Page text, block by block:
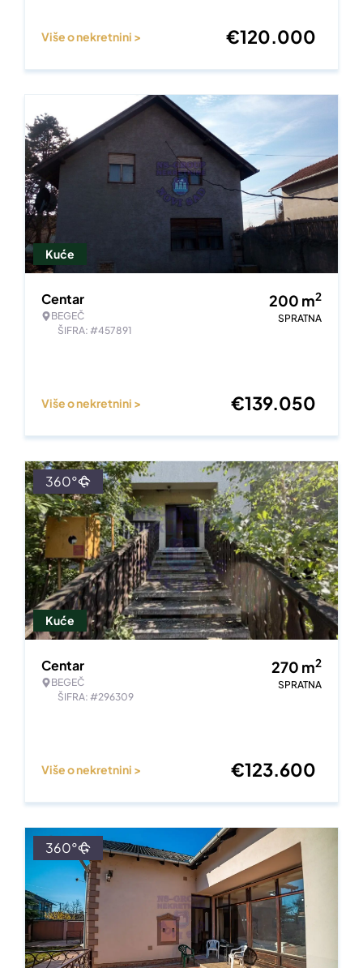
Više o nekretnini > €120.000
Kuće
Centar
BEGEČ
ŠIFRA: #457891
200 m2
SPRATNA
Više o nekretnini > €139.050
Kuće
360°
Centar
BEGEČ
ŠIFRA: #296309
270 m2
SPRATNA
Više o nekretnini > €123.600
360°